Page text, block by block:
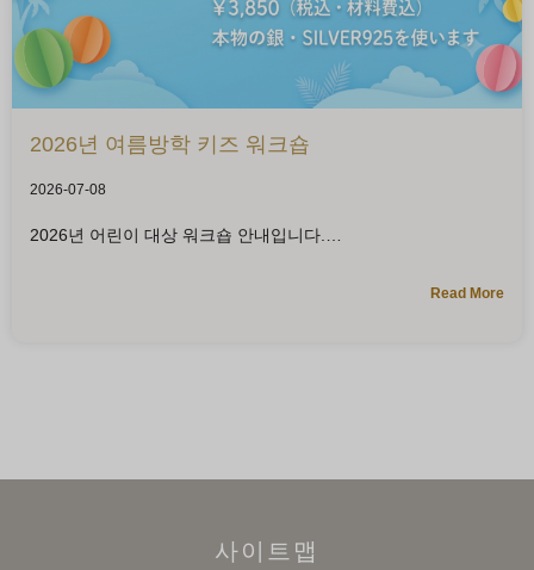
2026년 여름방학 키즈 워크숍
2026-07-08
2026년 어린이 대상 워크숍 안내입니다.
Read More
사이트맵